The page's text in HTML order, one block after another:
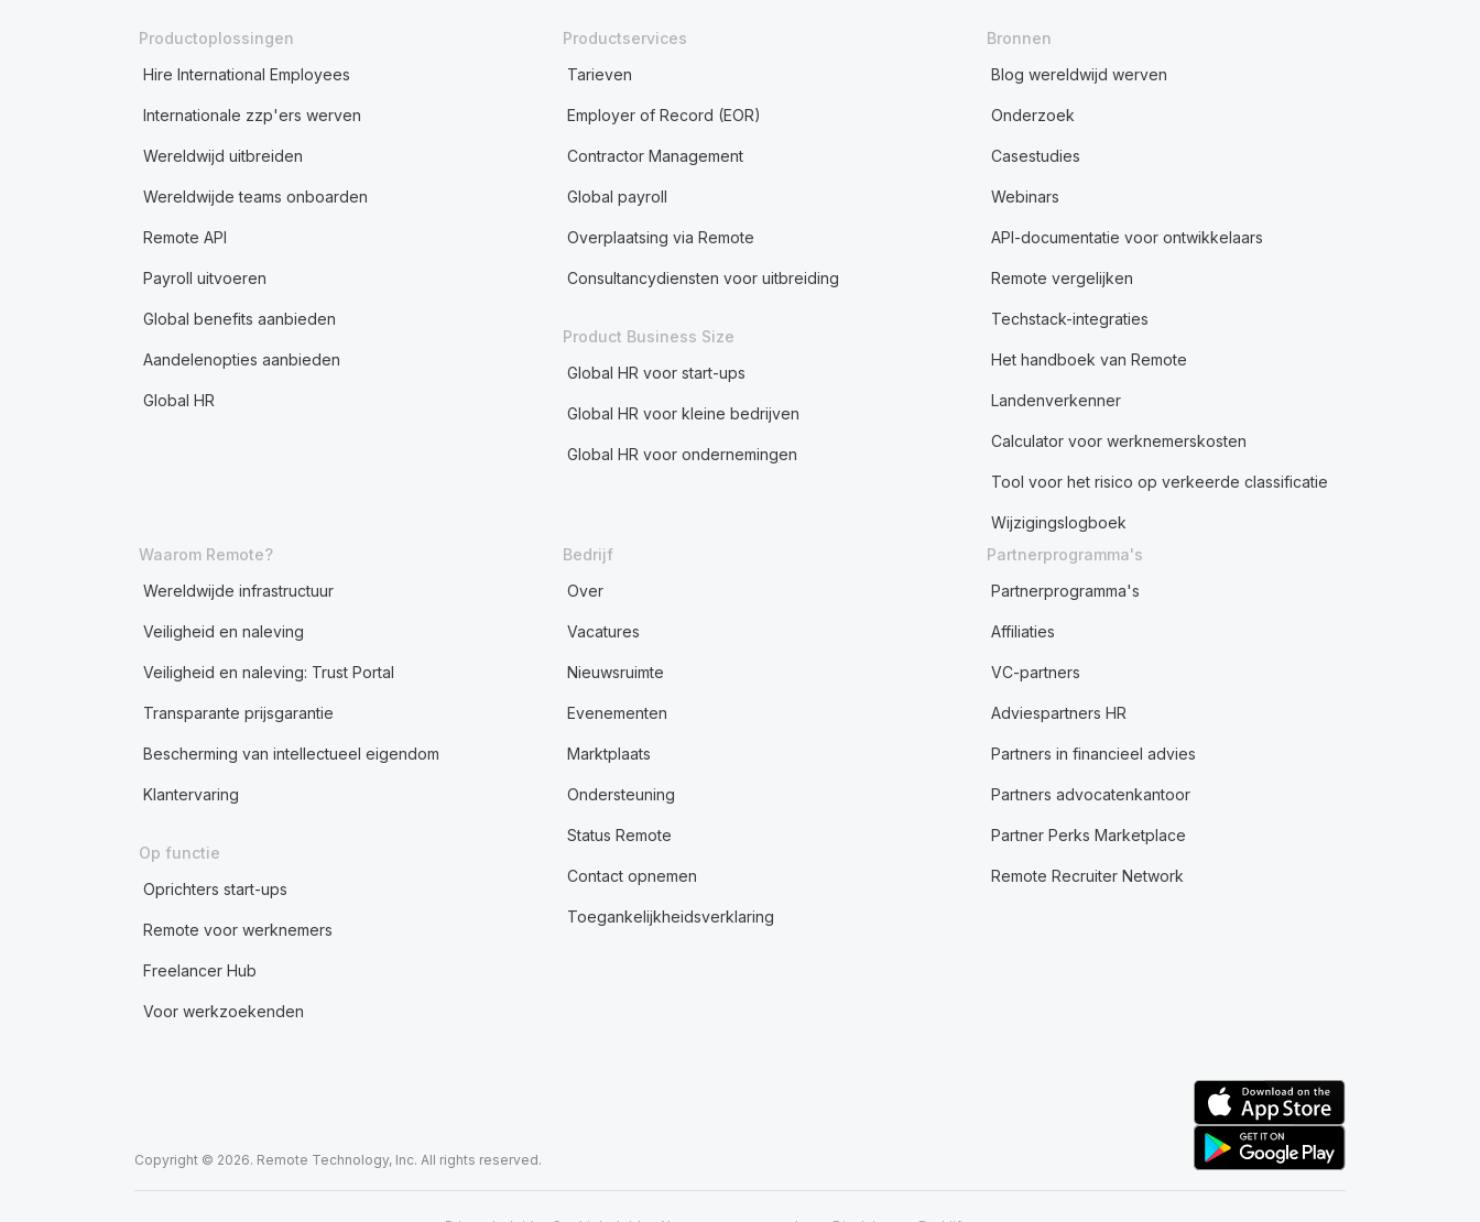
Productoplossingen
Hire International Employees
Internationale zzp'ers werven
Wereldwijd uitbreiden
Wereldwijde teams onboarden
Remote API
Payroll uitvoeren
Global benefits aanbieden
Aandelenopties aanbieden
Global HR
Productservices
Tarieven
Employer of Record (EOR)
Contractor Management
Global payroll
Overplaatsing via Remote
Consultancydiensten voor uitbreiding
Product Business Size
Global HR voor start-ups
Global HR voor kleine bedrijven
Global HR voor ondernemingen
Bronnen
Blog wereldwijd werven
Onderzoek
Casestudies
Webinars
API-documentatie voor ontwikkelaars
Remote vergelijken
Techstack-integraties
Het handboek van Remote
Landenverkenner
Calculator voor werknemerskosten
Tool voor het risico op verkeerde classificatie
Wijzigingslogboek
Waarom Remote?
Wereldwijde infrastructuur
Veiligheid en naleving
Veiligheid en naleving: Trust Portal
Transparante prijsgarantie
Bescherming van intellectueel eigendom
Klantervaring
Op functie
Oprichters start-ups
Remote voor werknemers
Freelancer Hub
Voor werkzoekenden
Bedrijf
Over
Vacatures
Nieuwsruimte
Evenementen
Marktplaats
Ondersteuning
Status Remote
Contact opnemen
Toegankelijkheidsverklaring
Partnerprogramma's
Partnerprogramma's
Affiliaties
VC-partners
Adviespartners HR
Partners in financieel advies
Partners advocatenkantoor
Partner Perks Marketplace
Remote Recruiter Network
Copyright © 2026. Remote Technology, Inc. All rights reserved.